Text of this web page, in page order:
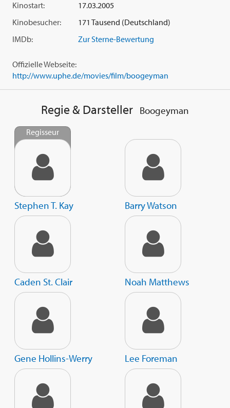
Kinostart:
17.03.2005
Kinobesucher:
171 Tausend (Deutschland)
IMDb:
Zur Sterne-Bewertung
Offizielle Webseite:
http://www.uphe.de/movies/film/boogeyman
Regie & Darsteller Boogeyman
Regisseur
Stephen T. Kay Barry Watson
Caden St. Clair Noah Matthews
Gene Hollins-Werry Lee Foreman